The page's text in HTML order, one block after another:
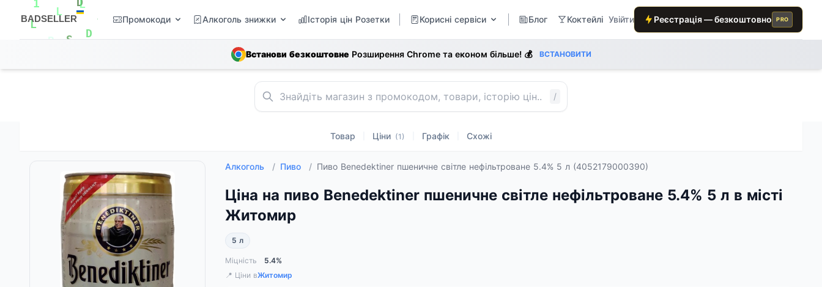
L
1
A
BADSELLER
BADSELLER — порівняння цін і знижки
Промокоди Алкоголь знижки Історія цін Розетки Корисні сервіси Блог Коктейлі Увійти Реєстрація — безкоштовно PRO
Встанови безкоштовне Розширення Chrome та економ більше! 💰 ВСТАНОВИТИ
/
Товар Ціни (1) Графік Схожі
Алкоголь / Пиво / Пиво Benedektiner пшеничне світле нефільтроване 5.4% 5 л (4052179000390)
Ціна на пиво Benedektiner пшеничне світле нефільтроване 5.4% 5 л в місті
Житомир
5 л
Міцність
5.4%
📍 Ціни вЖитомир